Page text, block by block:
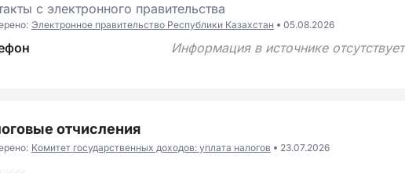
с электронного правительства
Электронное правительство Республики Казахстан 05.08.2026
Информация в источнике отсутствует
отчисления
Комитет государственных доходов: уплата налогов 23.07.2026